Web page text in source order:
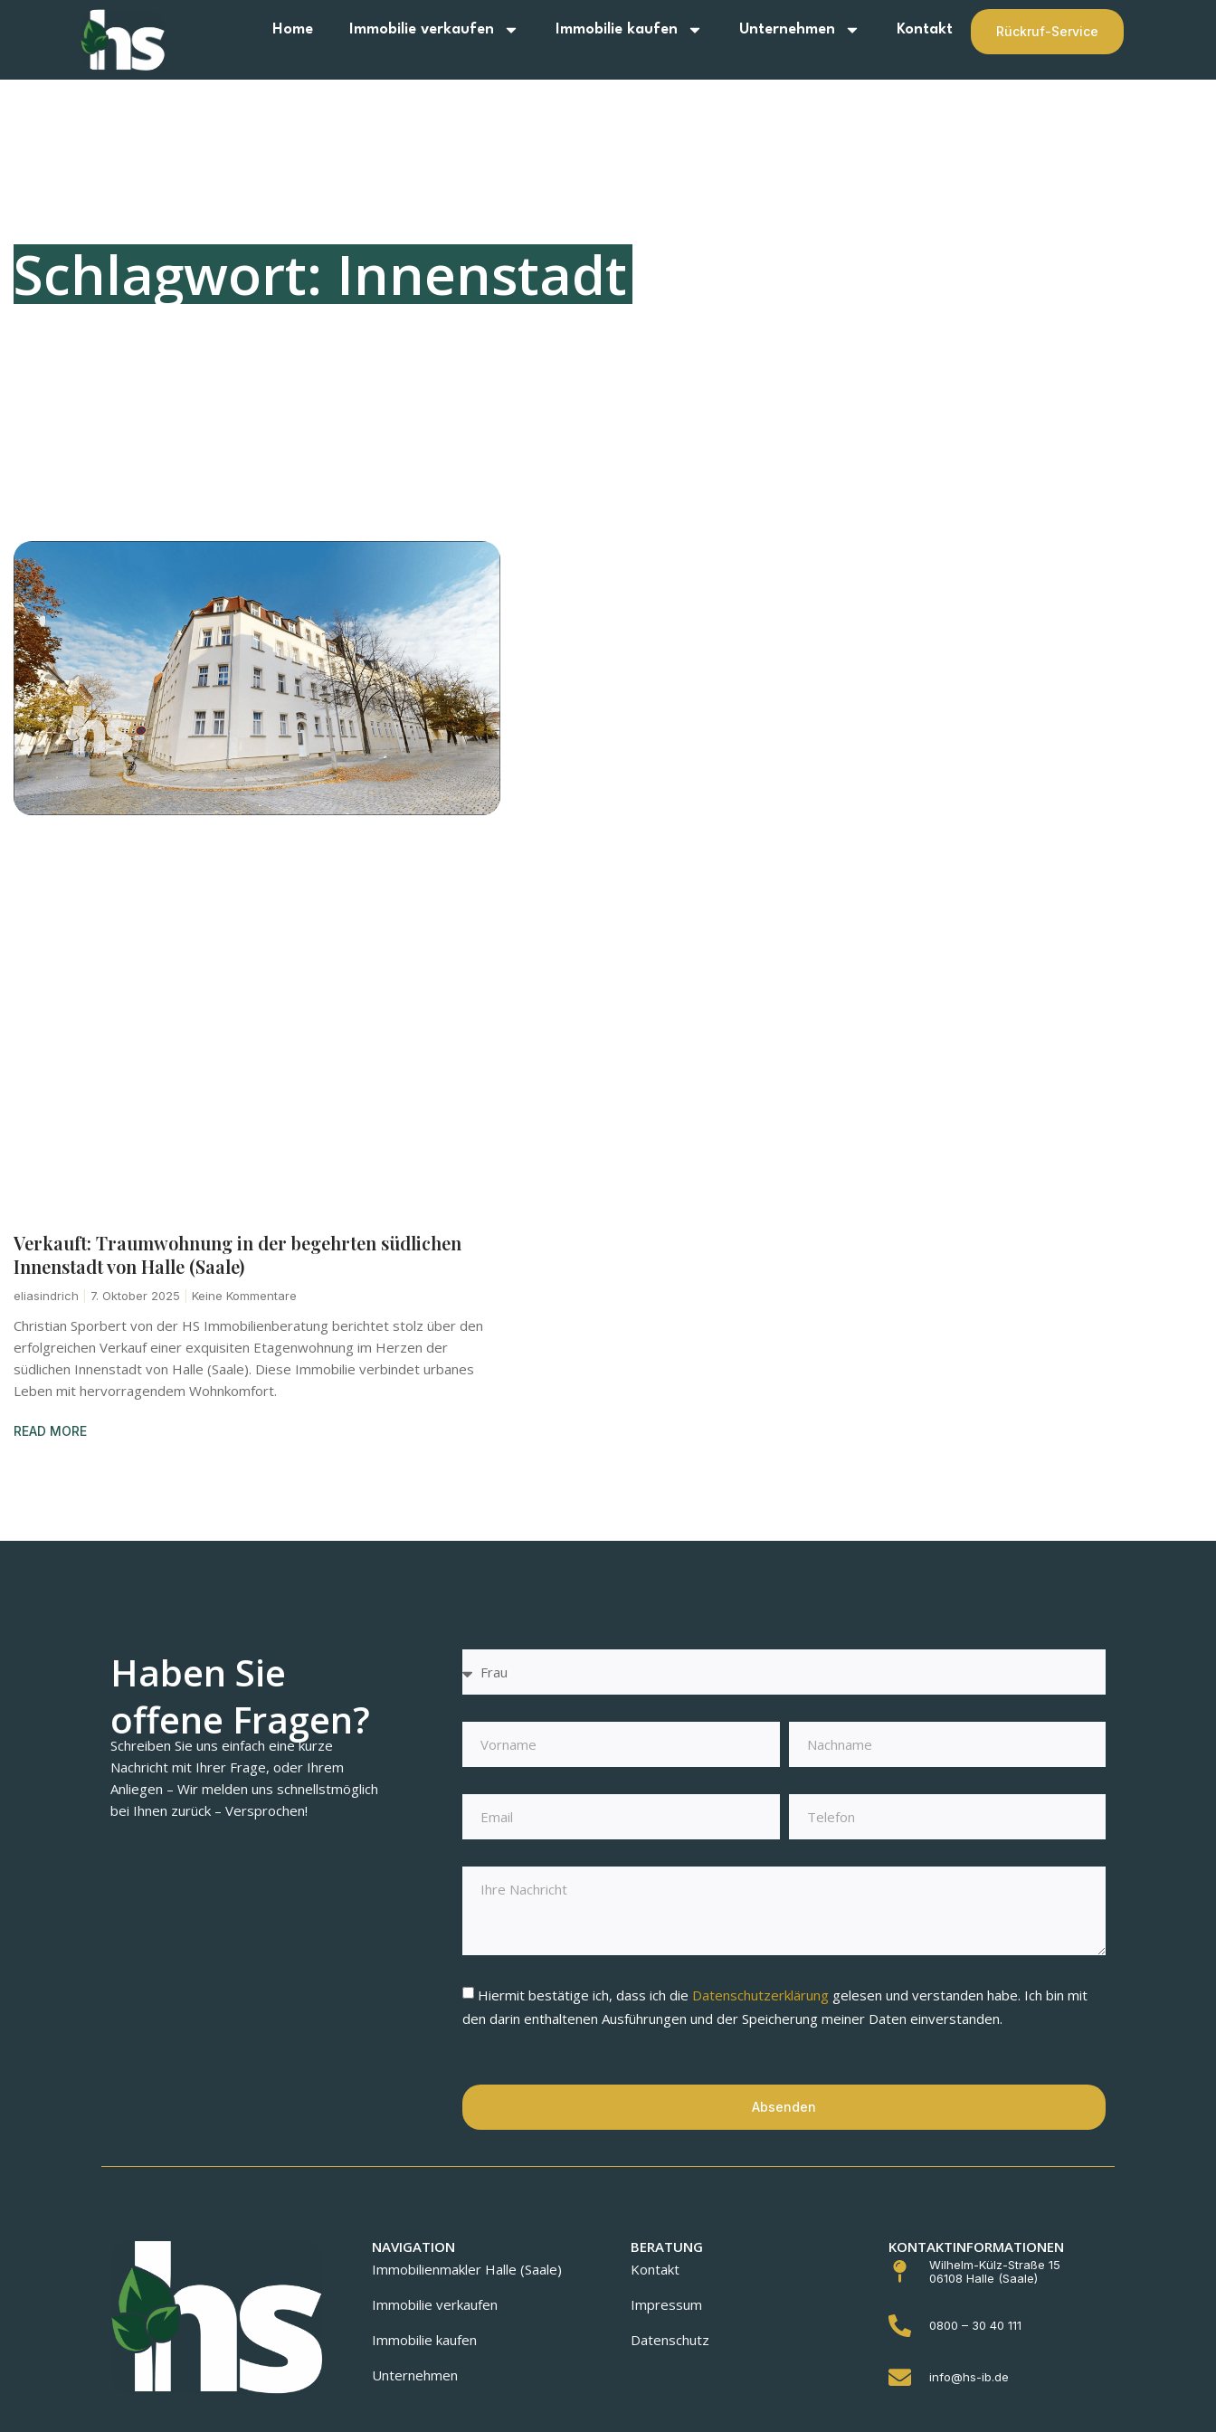
Home Immobilie verkaufen Immobilie kaufen Unternehmen Kontakt Rückruf-Service
Schlagwort: Innenstadt
Verkauft: Traumwohnung in der begehrten südlichen
Innenstadt von Halle (Saale)
eliasindrich 7. Oktober 2025 Keine Kommentare
Christian Sporbert von der HS Immobilienberatung berichtet stolz über den
erfolgreichen Verkauf einer exquisiten Etagenwohnung im Herzen der
südlichen Innenstadt von Halle (Saale). Diese Immobilie verbindet urbanes
Leben mit hervorragendem Wohnkomfort.
READ MORE
Haben Sie
offene Fragen?
Schreiben Sie uns einfach eine kurze
Nachricht mit Ihrer Frage, oder Ihrem
Anliegen – Wir melden uns schnellstmöglich
bei Ihnen zurück – Versprochen!
Hiermit bestätige ich, dass ich die Datenschutzerklärung gelesen und verstanden habe. Ich bin mit
den darin enthaltenen Ausführungen und der Speicherung meiner Daten einverstanden.
Absenden
NAVIGATION
Immobilienmakler Halle (Saale)
Immobilie verkaufen
Immobilie kaufen
Unternehmen
BERATUNG
Kontakt
Impressum
Datenschutz
KONTAKTINFORMATIONEN
Wilhelm-Külz-Straße 15
06108 Halle (Saale)
0800 – 30 40 111
info@hs-ib.de